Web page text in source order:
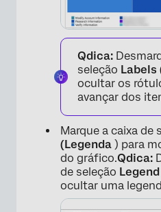
Qdica:
seleção Labels
ocultar os
avançar dos
Marque a caixa de
(Legenda ) para
do gráfico.Qdica:
de seleção
ocultar uma